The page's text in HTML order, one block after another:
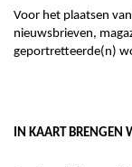
Voor het plaatsen
nieuwsbrieven,
geportretteerde(n)
IN KAART BRENGEN